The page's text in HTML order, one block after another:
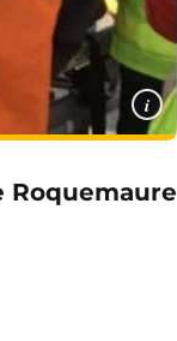
i
Roquemaure